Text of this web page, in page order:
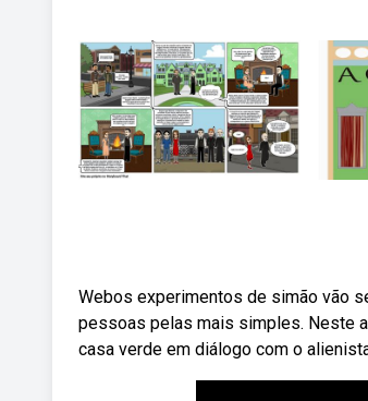
Webos experimentos de simão vão
pessoas pelas mais simples. Neste
casa verde em diálogo com o